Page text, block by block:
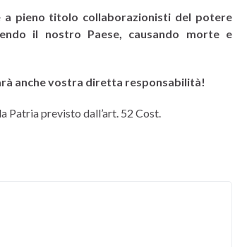
pieno titolo collaborazionisti del potere
il nostro Paese, causando morte e
anche vostra diretta responsabilità!
Patria previsto dall’art. 52 Cost.